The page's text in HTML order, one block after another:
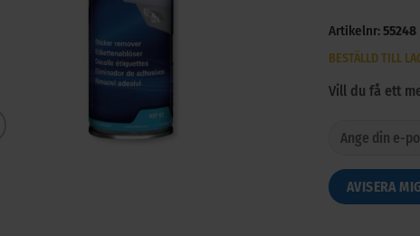
Artikelnr:55248
BESTÄLLD TILL
Vill du få ett
AVISERA